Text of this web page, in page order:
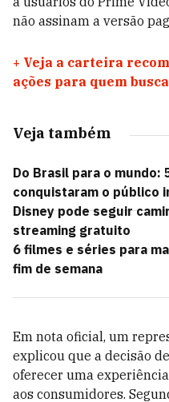
não assinam a versão
+ Veja a carteira
ações para quem
Veja também
Do Brasil para o mundo:
conquistaram o público
Disney pode seguir
streaming gratuito
6 filmes e séries para
fim de semana
Em nota oficial, um
explicou que a decisão
oferecer uma
aos consumidores.